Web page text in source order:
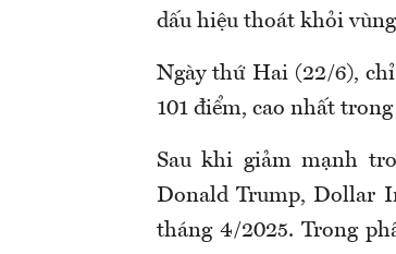
dấu hiệu thoát khỏi
Ngày thứ Hai (22/6),
101 điểm, cao nhất trong
Sau khi giảm mạnh
Donald Trump, Dollar
tháng 4/2025. Trong